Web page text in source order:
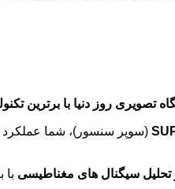
تصویری روز دنیا با برترین
(سوپر سنسور)، شما عملکرد
سیگنال های مغناطیسی